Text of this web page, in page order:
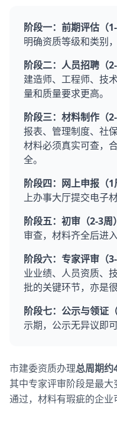
阶段一：前期评估（1-
明确资质等级和类别
阶段二：人员招聘（2-
建造师、工程师、技
量和质量要求更高。
阶段三：材料制作（2-
报表、管理制度、社
材料必须真实可查，
全。
阶段四：网上申报（1
上办事大厅提交电子材
阶段五：初审（2-3周）
审查，材料齐全后进
阶段六：专家评审（3-
业业绩、人员资质、
批的关键环节，亦是
阶段七：公示与领证（
示期，公示无异议即
市建委资质办理总周期约
其中专家评审阶段是最
通过，材料有瑕疵的企业